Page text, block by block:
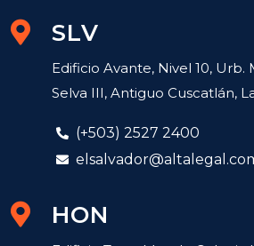
SLV
Edificio Avante, Nivel 10, Urb.
Selva III, Antiguo Cuscatlán,
(+503) 2527 2400
HON